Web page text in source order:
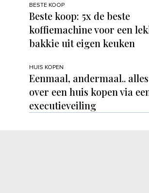
BESTE KOOP
Beste koop: 5x de beste
koffiemachine voor een
bakkie uit eigen keuken
HUIS KOPEN
Eenmaal, andermaal.. alles
over een huis kopen via
executieveiling